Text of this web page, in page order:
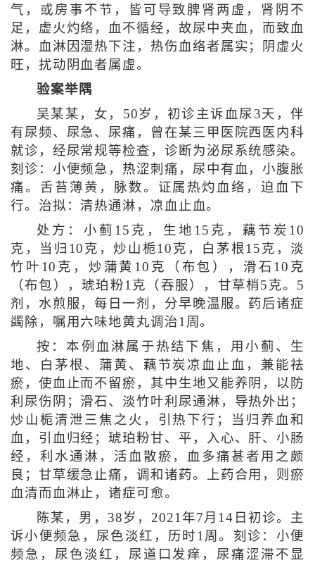
气，或房事不节，皆可导致脾肾两虚，肾阴不
足，虚火灼络，血不循经，故尿中夹血，而致血
淋。血淋因湿热下注，热伤血络者属实；阴虚火
旺，扰动阴血者属虚。
验案举隅
吴某某，女，50岁，初诊主诉血尿3天，伴
有尿频、尿急、尿痛，曾在某三甲医院西医内科
就诊，经尿常规等检查，诊断为泌尿系统感染。
刻诊：小便频急，热涩刺痛，尿中有血，小腹胀
痛。舌苔薄黄，脉数。证属热灼血络，迫血下
行。治拟：清热通淋，凉血止血。
处方：小蓟15克，生地15克，藕节炭10
克，当归10克，炒山栀10克，白茅根15克，淡
竹叶10克，炒蒲黄10克（布包），滑石10克
（布包），琥珀粉1克（吞服），甘草梢5克。5
剂，水煎服，每日一剂，分早晚温服。药后诸症
蠲除，嘱用六味地黄丸调治1周。
按：本例血淋属于热结下焦，用小蓟、生
地、白茅根、蒲黄、藕节炭凉血止血，兼能祛
瘀，使血止而不留瘀，其中生地又能养阴，以防
利尿伤阴；滑石、淡竹叶利尿通淋，导热外出；
炒山栀清泄三焦之火，引热下行；当归养血和
血，引血归经；琥珀粉甘、平，入心、肝、小肠
经，利水通淋，活血散瘀，血多痛甚者用之颇
良；甘草缓急止痛，调和诸药。上药合用，则瘀
血清而血淋止，诸症可愈。
陈某，男，38岁，2021年7月14日初诊。主
诉小便频急，尿色淡红，历时1周。刻诊：小便
频急，尿色淡红，尿道口发痒，尿痛涩滞不显